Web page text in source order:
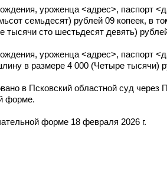
уроженца <адрес>, паспорт
семьдесят) рублей 09 копеек, в
тысячи сто шестьдесят девять)
уроженца <адрес>, паспорт
в размере 4 000 (Четыре тысячи)
в Псковский областной суд через
форме.
форме 18 февраля 2026 г.